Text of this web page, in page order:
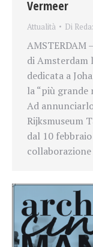
Vermeer
Attualità Di
AMSTERDAM
di Amsterdam
dedicata a
la “più grande
Ad
Rijksmuseum
dal 10